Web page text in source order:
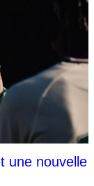
une nouvelle